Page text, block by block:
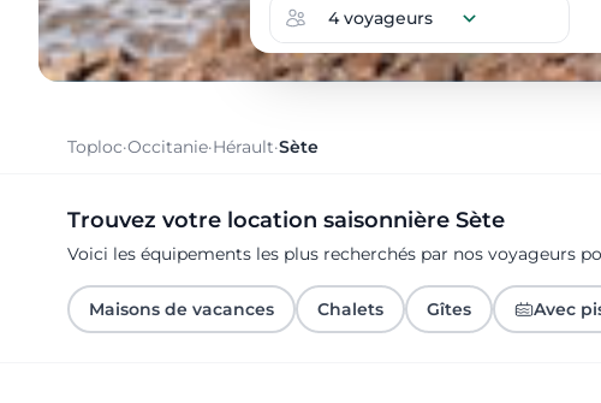
Toploc·Occitanie·Hérault·Sète
Trouvez votre location saisonnière Sète
Voici les équipements les plus recherchés par nos voyageurs
Maisons de vacances Chalets Gîtes Avec